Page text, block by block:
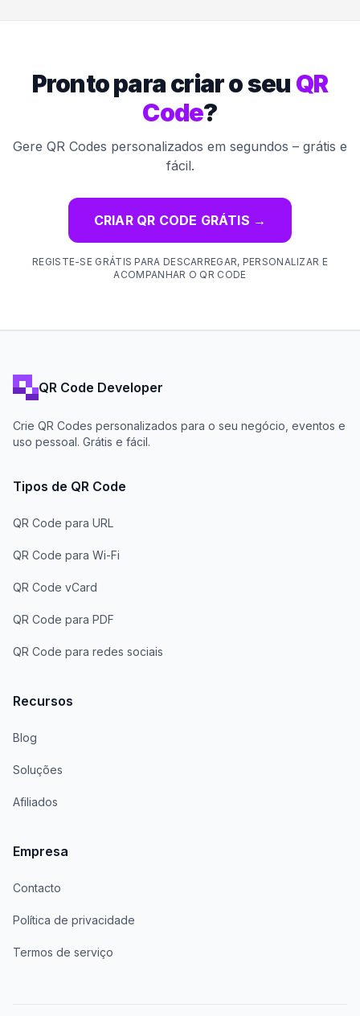
Pronto para criar o seu QR
Code?
Gere QR Codes personalizados em segundos – grátis e
fácil.
CRIAR QR CODE GRÁTIS →
REGISTE-SE GRÁTIS PARA DESCARREGAR, PERSONALIZAR E
ACOMPANHAR O QR CODE
QR Code Developer
Crie QR Codes personalizados para o seu negócio, eventos e
uso pessoal. Grátis e fácil.
Tipos de QR Code
QR Code para URL
QR Code para Wi-Fi
QR Code vCard
QR Code para PDF
QR Code para redes sociais
Recursos
Blog
Soluções
Afiliados
Empresa
Contacto
Política de privacidade
Termos de serviço